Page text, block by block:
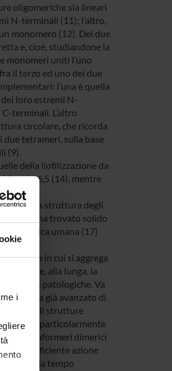
i
oligomeriche sia lineari
N-terminali (11); l’altro,
monomero (12). Dei due
e, cioè, studiandone la
monomeri uniti l’uno
il terzo ed uno dei due
l’una è quella
loro estremi N-
terminali. L’altro
circolare, che ricorda
due tetrameri, sulla base
(9).
della liofilizzazione da
a pH 6,5 (14), mentre
base della struttura degli
idea ha trovato solido
prionica umana (17)
modo in cui si aggrega
e, alla lunga, la
patologiche. Va
già avanzato di
riguardi di strutture
sono particolarmente
dei conformeri dimerici
della efficiente azione
da tempo